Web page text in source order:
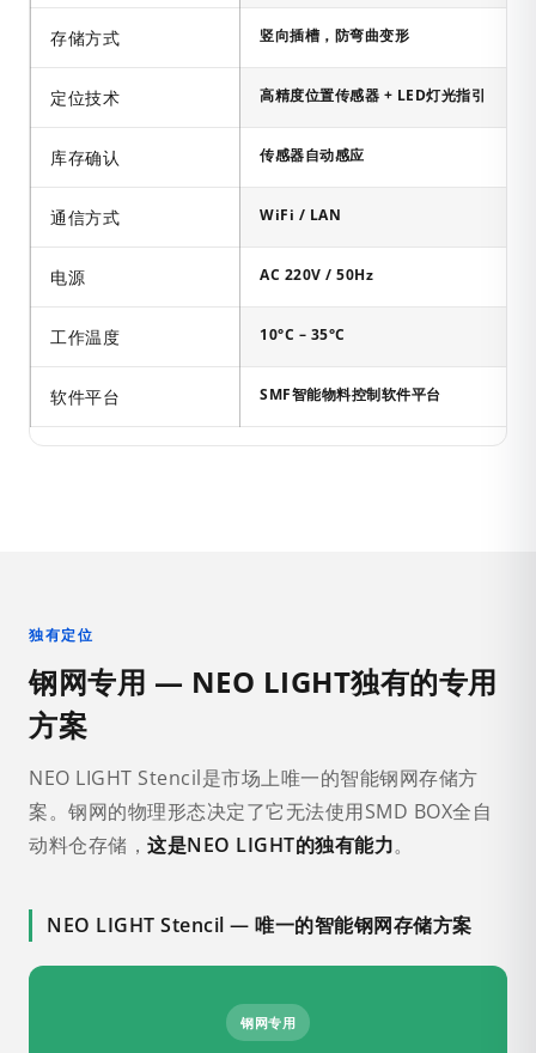
存储方式 竖向插槽，防弯曲变形
定位技术 高精度位置传感器 + LED灯光指引
库存确认 传感器自动感应
通信方式 WiFi / LAN
电源 AC 220V / 50Hz
工作温度 10°C – 35°C
软件平台 SMF智能物料控制软件平台
独有定位
钢网专用 — NEO LIGHT独有的专用
方案
NEO LIGHT Stencil是市场上唯一的智能钢网存储方
案。钢网的物理形态决定了它无法使用SMD BOX全自
动料仓存储， 这是NEO LIGHT的独有能力。
NEO LIGHT Stencil — 唯一的智能钢网存储方案
钢网专用